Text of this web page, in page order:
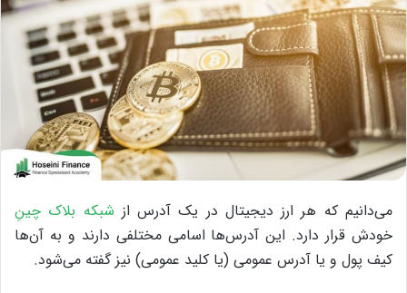
می‌دانیم که هر ارز دیجیتال در یک آدرس‌ از شبکه‌ بلاک چینِ
خودش قرار دارد. این آدرس‌ها اسامی مختلفی دارند و به آن‌ها
کیف پول و یا آدرس عمومی (یا کلید عمومی) نیز گفته می‌شود.